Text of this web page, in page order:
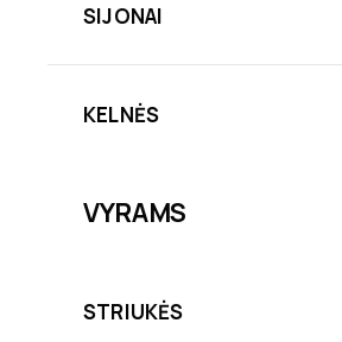
SIJONAI
KELNĖS
VYRAMS
STRIUKĖS